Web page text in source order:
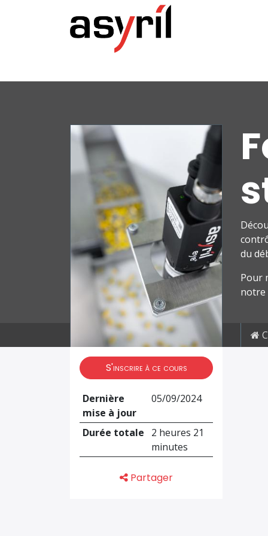
du
Pour
notre
S'inscrire à ce cours
Dernière
mise à jour
05/09/2024
Durée totale
2 heures 21
minutes
Partager